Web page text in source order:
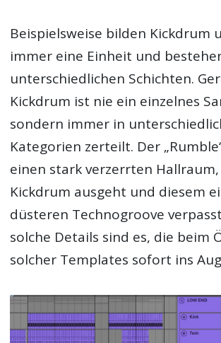
Beispielsweise bilden Kickdrum
immer eine Einheit und
unterschiedlichen Schichten.
Kickdrum ist nie ein einzelnes
sondern immer in
Kategorien zerteilt. Der
einen stark verzerrten
Kickdrum ausgeht und diesem
düsteren Technogroove
solche Details sind es, die beim
solcher Templates sofort ins